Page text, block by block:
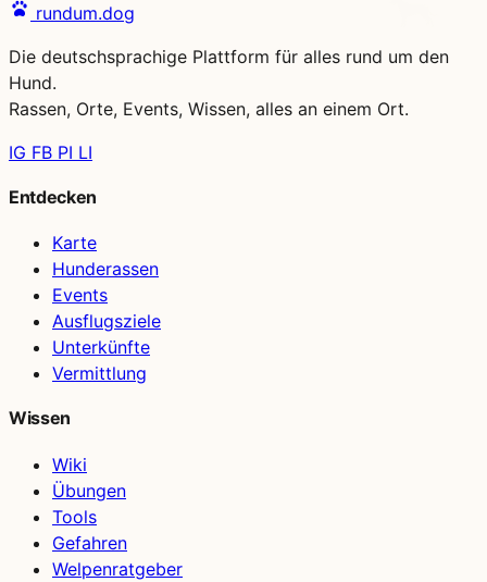
rundum.dog
Die deutschsprachige Plattform für alles rund um den
Hund.
Rassen, Orte, Events, Wissen, alles an einem Ort.
IG FB PI LI
Entdecken
Karte
Hunderassen
Events
Ausflugsziele
Unterkünfte
Vermittlung
Wissen
Wiki
Übungen
Tools
Gefahren
Welpenratgeber